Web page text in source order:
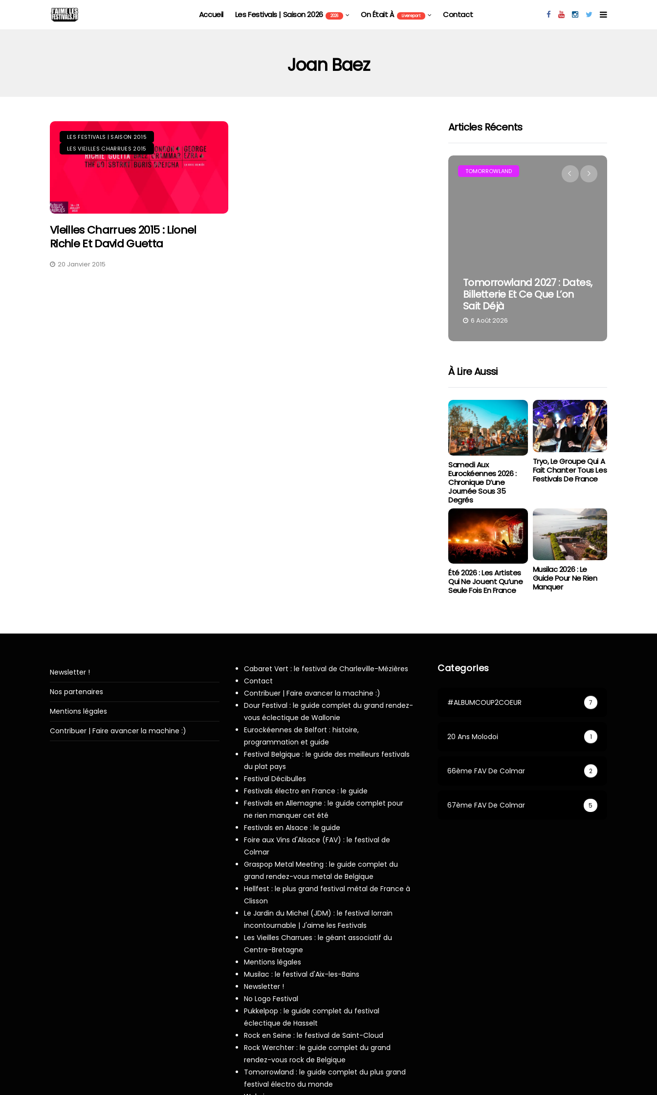
Accueil Les Festivals | Saison 2026 2026 On Était À Livereport Contact
Joan Baez
LES FESTIVALS | SAISON 2015
LES VIEILLES CHARRUES 2015
Vieilles Charrues 2015 : Lionel
Richie Et David Guetta
20 Janvier 2015
Articles Récents
TOMORROWLAND
Tomorrowland 2027 : Dates,
Billetterie Et Ce Que L’on
Sait Déjà
6 Août 2026
À Lire Aussi
Samedi Aux
Eurockéennes 2026 :
Chronique D’une
Journée Sous 35
Degrés
Tryo, Le Groupe Qui A
Fait Chanter Tous Les
Festivals De France
Été 2026 : Les Artistes
Qui Ne Jouent Qu’une
Seule Fois En France
Musilac 2026 : Le
Guide Pour Ne Rien
Manquer
Newsletter !
Nos partenaires
Mentions légales
Contribuer | Faire avancer la machine :)
Cabaret Vert : le festival de Charleville-Mézières
Contact
Contribuer | Faire avancer la machine :)
Dour Festival : le guide complet du grand rendez-
vous éclectique de Wallonie
Eurockéennes de Belfort : histoire,
programmation et guide
Festival Belgique : le guide des meilleurs festivals
du plat pays
Festival Décibulles
Festivals électro en France : le guide
Festivals en Allemagne : le guide complet pour
ne rien manquer cet été
Festivals en Alsace : le guide
Foire aux Vins d'Alsace (FAV) : le festival de
Colmar
Graspop Metal Meeting : le guide complet du
grand rendez-vous metal de Belgique
Hellfest : le plus grand festival métal de France à
Clisson
Le Jardin du Michel (JDM) : le festival lorrain
incontournable | J'aime les Festivals
Les Vieilles Charrues : le géant associatif du
Centre-Bretagne
Mentions légales
Musilac : le festival d'Aix-les-Bains
Newsletter !
No Logo Festival
Pukkelpop : le guide complet du festival
éclectique de Hasselt
Rock en Seine : le festival de Saint-Cloud
Rock Werchter : le guide complet du grand
rendez-vous rock de Belgique
Tomorrowland : le guide complet du plus grand
festival électro du monde
Categories
#ALBUMCOUP2COEUR 7
20 Ans Molodoi 1
66ème FAV De Colmar 2
67ème FAV De Colmar 5